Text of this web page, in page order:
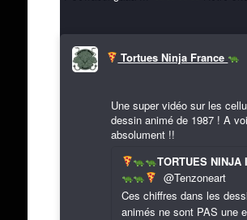
Tortues Ninja France
Une super vidéo sur les
dessin animé de 1987 ! A
absolument !!
TORTUES NINJA
@Tenzoneart
Ces chiffres dans les
animés ne sont PAS une